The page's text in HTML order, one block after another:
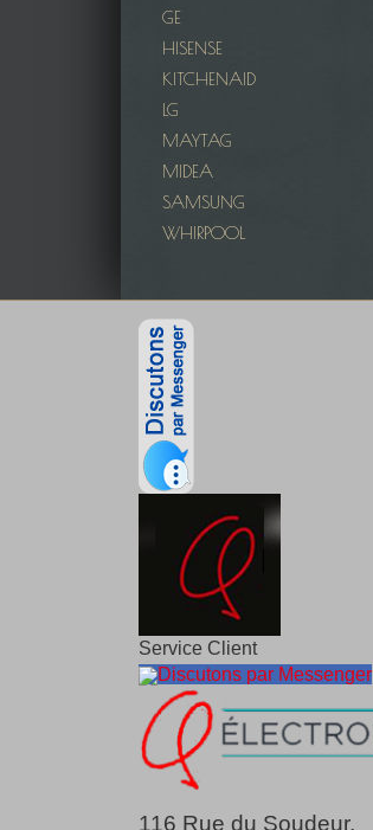
GE
HISENSE
KITCHENAID
LG
MAYTAG
MIDEA
SAMSUNG
WHIRPOOL
Service Client
Discutons par Messenger
116 Rue du Soudeur,